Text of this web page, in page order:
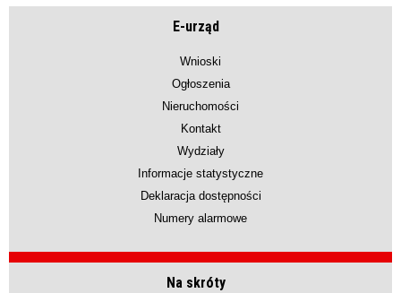
E-urząd
Wnioski
Ogłoszenia
Nieruchomości
Kontakt
Wydziały
Informacje statystyczne
Deklaracja dostępności
Numery alarmowe
Na skróty